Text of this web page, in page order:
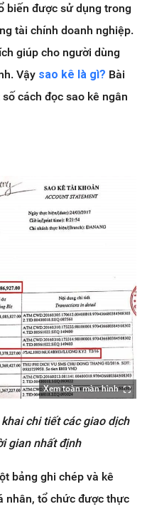
biến được sử dụng trong
tài chính doanh nghiệp.
giúp cho người dùng
Vậy sao kê là gì? Bài
cách đọc sao kê ngân
Xem toàn màn hình
chi tiết các giao dịch
gian nhất định
bảng ghi chép và kê
nhân, tổ chức được thực